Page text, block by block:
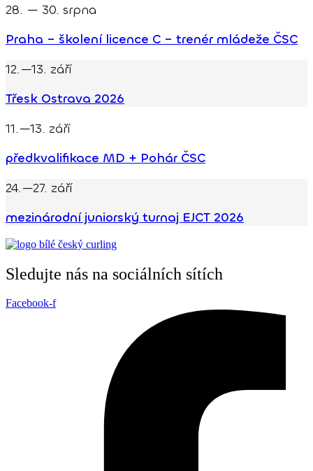
28. — 30. srpna
Praha – školení licence C – trenér mládeže ČSC
12.—13. září
Třesk Ostrava 2026
11.—13. září
předkvalifikace MD + Pohár ČSC
24.—27. září
mezinárodní juniorský turnaj EJCT 2026
Sledujte nás na sociálních sítích
Facebook-f